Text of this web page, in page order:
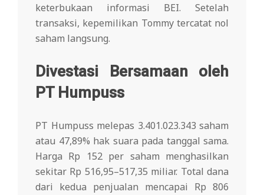
keterbukaan informasi BEI. Setelah
transaksi, kepemilikan Tommy tercatat nol
saham langsung.
Divestasi Bersamaan oleh
PT Humpuss
PT Humpuss melepas 3.401.023.343 saham
atau 47,89% hak suara pada tanggal sama.
Harga Rp 152 per saham menghasilkan
sekitar Rp 516,95–517,35 miliar. Total dana
dari kedua penjualan mencapai Rp 806